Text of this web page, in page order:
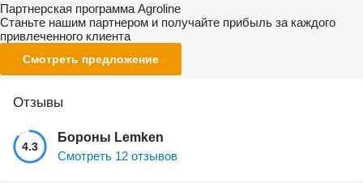
Партнерская программа Agroline
Станьте нашим партнером и получайте прибыль за каждого
привлеченного клиента
Смотреть предложение
Отзывы
4.3
Бороны Lemken
Смотреть 12 отзывов